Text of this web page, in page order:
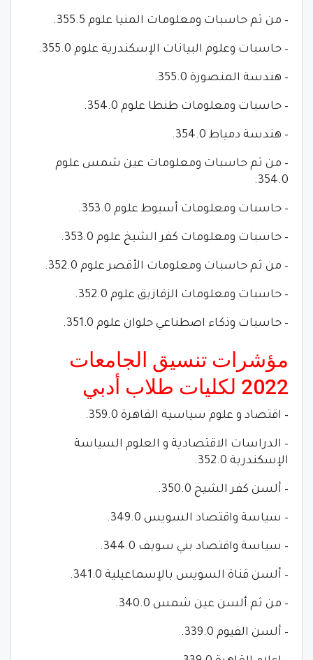
– من ثم حاسبات ومعلومات المنيا علوم 355.5.
– حاسبات وعلوم البيانات الإسكندرية علوم 355.0.
– هندسة المنصورة 355.0.
– حاسبات ومعلومات طنطا علوم 354.0.
– هندسة دمياط 354.0.
– من ثم حاسبات ومعلومات عين شمس علوم
354.0.
– حاسبات ومعلومات أسيوط علوم 353.0.
– حاسبات ومعلومات كفر الشيخ علوم 353.0.
– من ثم حاسبات ومعلومات الأقصر علوم 352.0.
– حاسبات ومعلومات الزقازيق علوم 352.0.
– حاسبات وذكاء اصطناعي حلوان علوم 351.0.
مؤشرات تنسيق الجامعات
2022 لكليات طلاب أدبي
– اقتصاد و علوم سياسية القاهرة 359.0.
– الدراسات الاقتصادية و العلوم السياسة
الإسكندرية 352.0.
– ألسن كفر الشيخ 350.0.
– سياسة واقتصاد السويس 349.0.
– سياسة واقتصاد بني سويف 344.0.
– ألسن قناة السويس بالإسماعيلية 341.0.
– من ثم ألسن عين شمس 340.0.
– ألسن الفيوم 339.0.